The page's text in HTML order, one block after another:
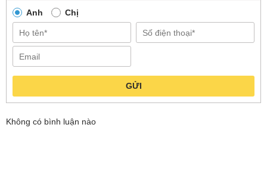
Anh Chị
GỬI
Không có bình luận nào